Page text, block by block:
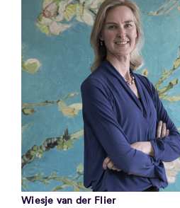
Wiesje van der Flier